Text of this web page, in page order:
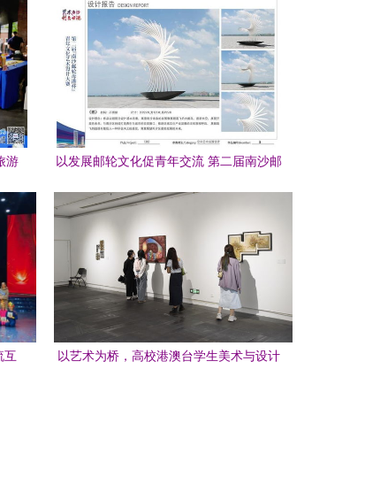
游
以发展邮轮文化促青年交流 第二届南沙邮
互
以艺术为桥，高校港澳台学生美术与设计